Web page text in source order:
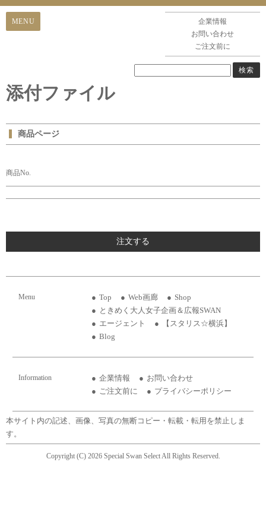
企業情報
お問い合わせ
ご注文前に
添付ファイル
商品ページ
商品No.
注文する
Menu Top Web画廊
Shop
ときめく大人女子企画＆広報SWAN
エージェント
【スタリス☆横浜】
Blog
Information 企業情報
お問い合わせ
ご注文前に
プライバシーポリシー
本サイト内の記述、画像、写真の無断コピー・転載・転用を禁止しま
す。
Copyright (C) 2026 Special Swan Select All Rights Reserved.